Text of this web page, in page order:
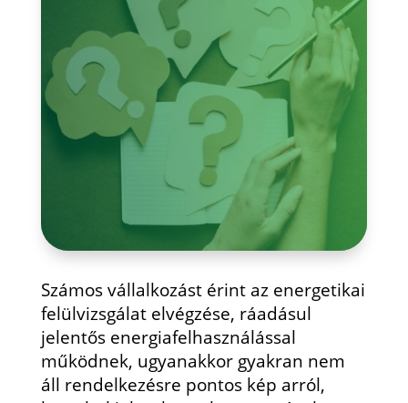
Számos vállalkozást érint az energetikai
felülvizsgálat elvégzése, ráadásul
jelentős energiafelhasználással
működnek, ugyanakkor gyakran nem
áll rendelkezésre pontos kép arról,